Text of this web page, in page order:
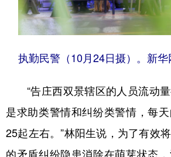
执勤民警（10月24日摄）。新华
“告庄西双景辖区的人员流动量
是求助类警情和纠纷类警情，每
25起左右。”林阳生说，为了有效
的矛盾纠纷隐患消除在萌芽状态